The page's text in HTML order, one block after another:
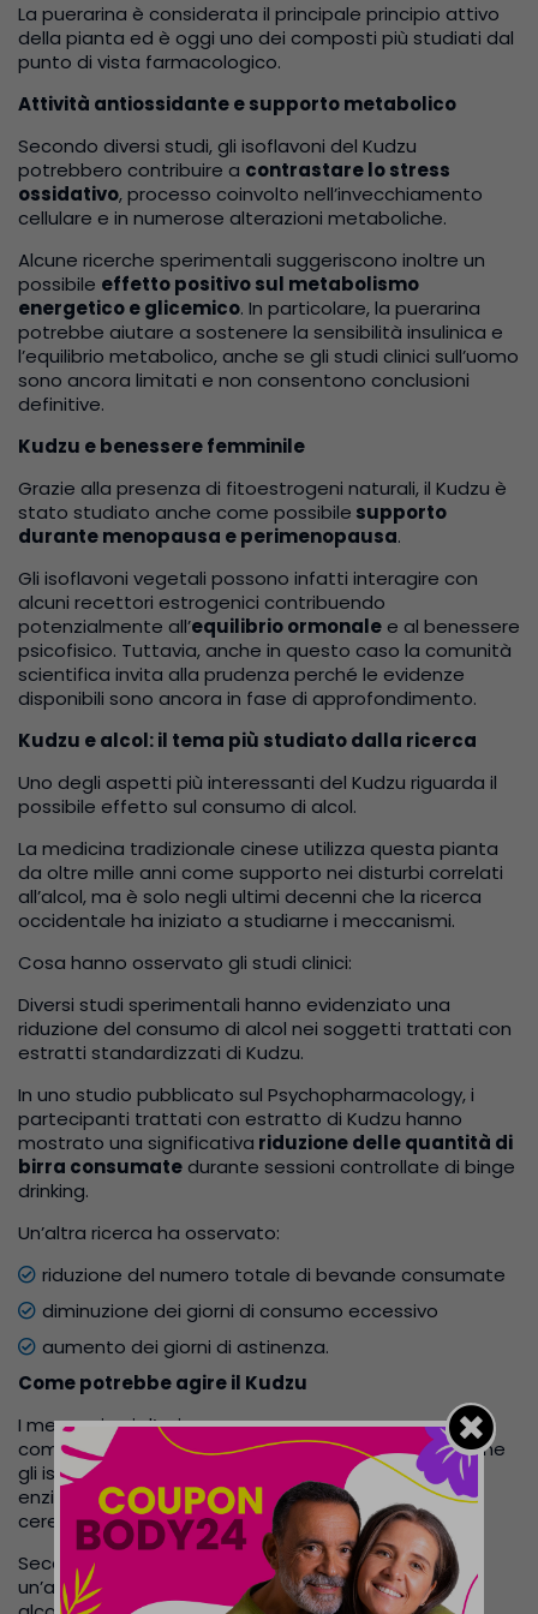
La puerarina è considerata il principale principio attivo
della pianta ed è oggi uno dei composti più studiati dal
punto di vista farmacologico.
Attività antiossidante e supporto metabolico
Secondo diversi studi, gli isoflavoni del Kudzu
potrebbero contribuire a contrastare lo stress
ossidativo, processo coinvolto nell’invecchiamento
cellulare e in numerose alterazioni metaboliche.
Alcune ricerche sperimentali suggeriscono inoltre un
possibile effetto positivo sul metabolismo
energetico e glicemico. In particolare, la puerarina
potrebbe aiutare a sostenere la sensibilità insulinica e
l’equilibrio metabolico, anche se gli studi clinici sull’uomo
sono ancora limitati e non consentono conclusioni
definitive.
Kudzu e benessere femminile
Grazie alla presenza di fitoestrogeni naturali, il Kudzu è
stato studiato anche come possibile supporto
durante menopausa e perimenopausa.
Gli isoflavoni vegetali possono infatti interagire con
alcuni recettori estrogenici contribuendo
potenzialmente all’equilibrio ormonale e al benessere
psicofisico. Tuttavia, anche in questo caso la comunità
scientifica invita alla prudenza perché le evidenze
disponibili sono ancora in fase di approfondimento.
Kudzu e alcol: il tema più studiato dalla ricerca
Uno degli aspetti più interessanti del Kudzu riguarda il
possibile effetto sul consumo di alcol.
La medicina tradizionale cinese utilizza questa pianta
da oltre mille anni come supporto nei disturbi correlati
all’alcol, ma è solo negli ultimi decenni che la ricerca
occidentale ha iniziato a studiarne i meccanismi.
Cosa hanno osservato gli studi clinici:
Diversi studi sperimentali hanno evidenziato una
riduzione del consumo di alcol nei soggetti trattati con
estratti standardizzati di Kudzu.
In uno studio pubblicato sul Psychopharmacology, i
partecipanti trattati con estratto di Kudzu hanno
mostrato una significativa riduzione delle quantità di
birra consumate durante sessioni controllate di binge
drinking.
Un’altra ricerca ha osservato:
riduzione del numero totale di bevande consumate
diminuzione dei giorni di consumo eccessivo
aumento dei giorni di astinenza.
Come potrebbe agire il Kudzu
I meccanismi d’azione non sono ancora
completamente chiariti, ma gli studiosi ipotizzano che
gli isoflavoni del Kudzu possano influenzare alcuni
enzimi coinvolti nel metabolismo dell’alcol e i circuiti
cerebrali legati alla gratificazione.
Secondo alcune ipotesi, il Kudzu potrebbe favorire
un’assunzione più lenta e moderata delle bevande